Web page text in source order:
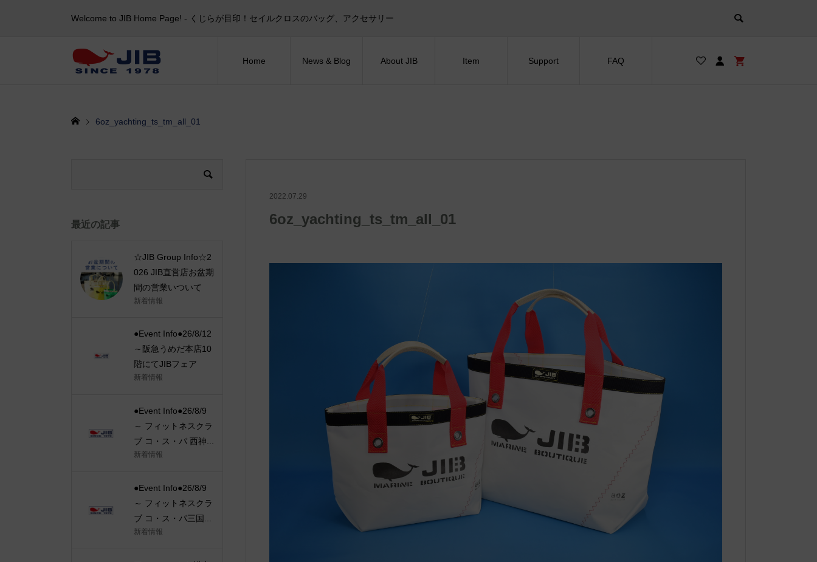
Welcome to JIB Home Page! ‐ くじらが目印！セイルクロスのバッグ、アクセサリー
Home News & Blog About JIB Item Support FAQ
6oz_yachting_ts_tm_all_01
2022.07.29
6oz_yachting_ts_tm_all_01
最近の記事
☆JIB Group Info☆2
026 JIB直営店お盆期
間の営業いついて
新着情報
●Event Info●26/8/12
～阪急うめだ本店10
階にてJIBフェア
新着情報
●Event Info●26/8/9
～ フィットネスクラ
ブ コ・ス・パ 西神...
新着情報
●Event Info●26/8/9
～ フィットネスクラ
ブ コ・ス・パ三国...
新着情報